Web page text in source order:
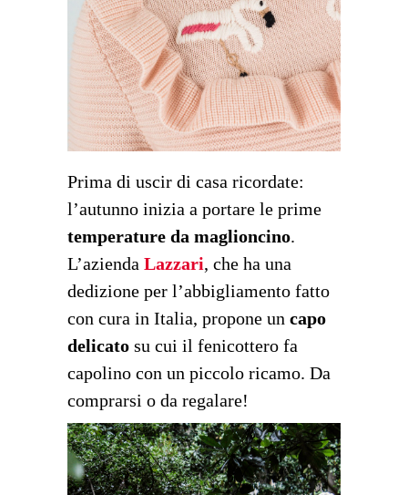
Prima di uscir di casa ricordate:
l’autunno inizia a portare le prime
temperature da maglioncino.
L’azienda Lazzari, che ha una
dedizione per l’abbigliamento fatto
con cura in Italia, propone un capo
delicato su cui il fenicottero fa
capolino con un piccolo ricamo. Da
comprarsi o da regalare!